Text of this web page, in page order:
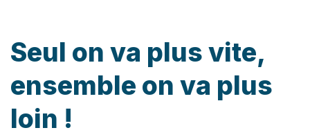
Seul on va plus vite,
ensemble on va plus
loin !